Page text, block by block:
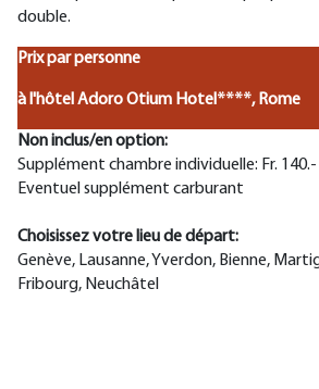
double.
Prix par personne
à l'hôtel Adoro Otium Hotel****, Rome
Non inclus/en option:
Supplément chambre individuelle: Fr. 140.-
Eventuel supplément carburant
Choisissez votre lieu de départ:
Genève, Lausanne, Yverdon, Bienne,
Fribourg, Neuchâtel